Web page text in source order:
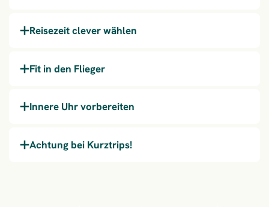
Reisezeit clever wählen
Fit in den Flieger
Innere Uhr vorbereiten
Achtung bei Kurztrips!